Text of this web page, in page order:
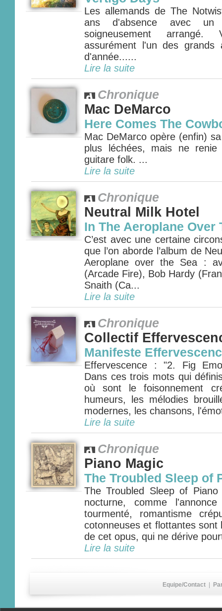
Les allemands de The
ans d'absence avec
soigneusement
assurément l'un des grands
d'année......
Lire la suite
Chronique
Mac DeMarco
Here Comes The
Mac DeMarco opère (enfin)
plus léchées, mais ne
guitare folk. ...
Lire la suite
Chronique
Neutral Milk Hotel
In The Aeroplane Over
C’est avec une certaine
que l’on aborde l’album de
Aeroplane over the Sea :
(Arcade Fire), Bob Hardy
Snaith (Ca...
Lire la suite
Chronique
Collectif
Manifeste
Effervescence : "2. Fig
Dans ces trois mots qui
où sont le foisonnement
humeurs, les mélodies
modernes, les chansons,
Lire la suite
Chronique
Piano Magic
The Troubled Sleep of
The Troubled Sleep of
nocturne, comme
tourmenté, romantisme
cotonneuses et flottantes sont
de cet opus, qui ne dérive
Lire la suite
Equipe/Contact